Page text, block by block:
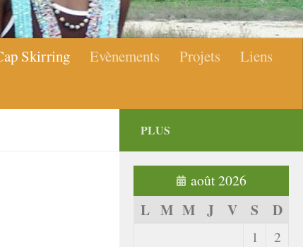
Skirring Evènements Projets
Liens
PLUS
août 2026
L M M J V S D
1
2